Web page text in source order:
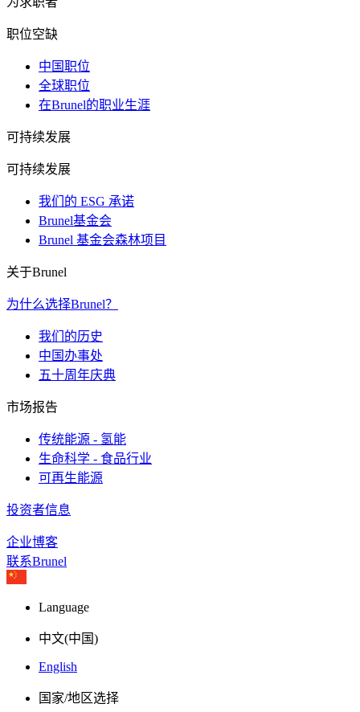
职位空缺
中国职位
全球职位
在Brunel的职业生涯
可持续发展
可持续发展
我们的 ESG 承诺
Brunel基金会
Brunel 基金会森林项目
关于Brunel
为什么选择Brunel？
我们的历史
中国办事处
五十周年庆典
市场报告
传统能源 - 氢能
生命科学 - 食品行业
可再生能源
投资者信息
企业博客
联系Brunel
Language
中文(中国)
English
国家/地区选择